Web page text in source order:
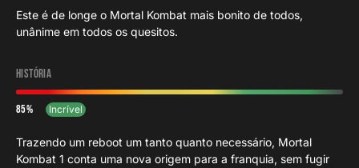
Este é de longe o Mortal Kombat mais bonito de todos,
unânime em todos os quesitos.
História
85 Incrível
Trazendo um reboot um tanto quanto necessário, Mortal
Kombat 1 conta uma nova origem para a franquia, sem fugir